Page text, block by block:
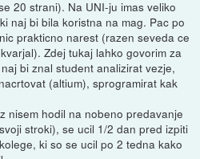
20 strani). Na UNI-ju imas veliko
naj bi bila koristna na mag. Pac po
prakticno narest (razen seveda ce
Zdej tukaj lahko govorim za
bi znal student analizirat vezje,
(altium), sprogramirat kak
nisem hodil na nobeno predavanje
stroki), se ucil 1/2 dan pred izpiti
ki so se ucil po 2 tedna kako